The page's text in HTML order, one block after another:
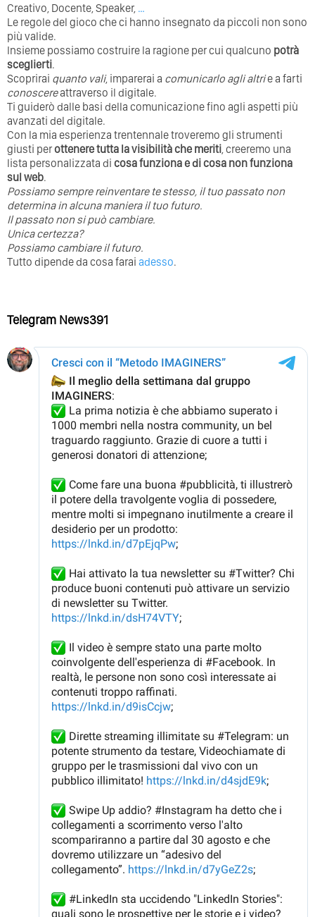
Creativo, Docente, Speaker, …
Le regole del gioco che ci hanno insegnato da piccoli non sono
più valide.
Insieme possiamo costruire la ragione per cui qualcuno potrà
sceglierti.
Scoprirai quanto vali, imparerai a comunicarlo agli altrie a farti
conoscereattraverso il digitale.
Ti guiderò dalle basi della comunicazione fino agli aspetti più
avanzati del digitale.
Con la mia esperienza trentennale troveremo gli strumenti
giusti perottenere tutta la visibilità che meriti, creeremo una
lista personalizzata di cosa funziona e di cosa non funziona
sul web.
Possiamo sempre reinventare te stesso, il tuo passato non
determina in alcuna maniera il tuo futuro. ⁣
⁣Il passato non si può cambiare.
Unica certezza?
Possiamo cambiare il futuro.
Tutto dipende da cosa farai adesso.
Telegram News391